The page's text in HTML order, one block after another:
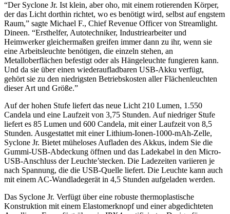
“Der Syclone Jr. Ist klein, aber oho, mit einem rotierenden Körper,
der das Licht dorthin richtet, wo es benötigt wird, selbst auf engstem
Raum,” sagte Michael F., Chief Revenue Officer von Streamlight.
Dineen. “Ersthelfer, Autotechniker, Industriearbeiter und
Heimwerker gleichermaßen greifen immer dann zu ihr, wenn sie
eine Arbeitsleuchte benötigen, die einzeln stehen, an
Metalloberflächen befestigt oder als Hängeleuchte fungieren kann.
Und da sie über einen wiederaufladbaren USB-Akku verfügt,
gehört sie zu den niedrigsten Betriebskosten aller Flächenleuchten
dieser Art und Größe.”
Auf der hohen Stufe liefert das neue Licht 210 Lumen, 1.550
Candela und eine Laufzeit von 3,75 Stunden. Auf niedriger Stufe
liefert es 85 Lumen und 600 Candela, mit einer Laufzeit von 8,5
Stunden. Ausgestattet mit einer Lithium-Ionen-1000-mAh-Zelle,
Syclone Jr. Bietet müheloses Aufladen des Akkus, indem Sie die
Gummi-USB-Abdeckung öffnen und das Ladekabel in den Micro-
USB-Anschluss der Leuchte’stecken. Die Ladezeiten variieren je
nach Spannung, die die USB-Quelle liefert. Die Leuchte kann auch
mit einem AC-Wandladegerät in 4,5 Stunden aufgeladen werden.
Das Syclone Jr. Verfügt über eine robuste thermoplastische
Konstruktion mit einem Elastomerknopf und einer abgedichteten